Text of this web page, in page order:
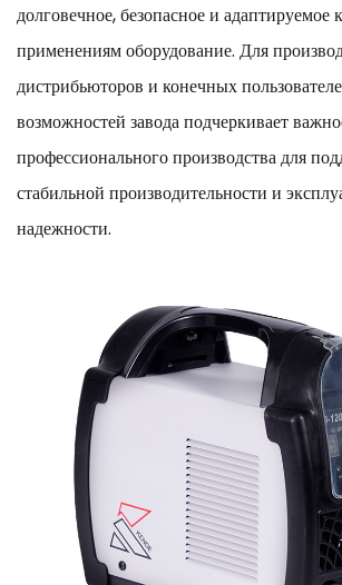
долговечное, безопасное и адаптируемое
применениям оборудование. Для
дистрибьюторов и конечных
возможностей завода подчеркивает
профессионального производства для
стабильной производительности и
надежности.